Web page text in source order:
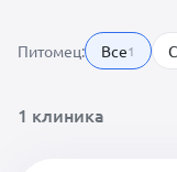
Питомец: Все1
1 клиника